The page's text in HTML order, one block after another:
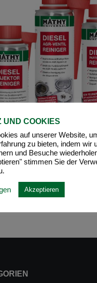
Diesel-Komplett-Kur
€62,95
UND COOKIES
auf unserer Website,
zu bieten, indem wir
und Besuche
stimmen Sie der
Akzeptieren